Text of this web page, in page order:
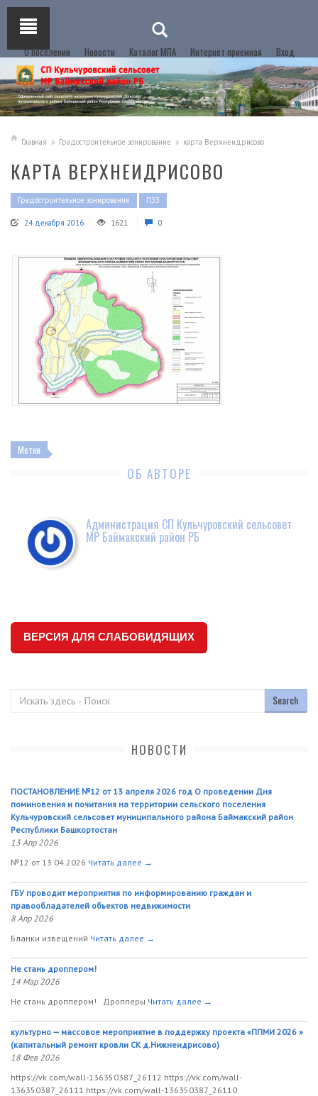
О поселении Новости Каталог МПА Интернет приемная Вход
Главная Градостроительное зонирование карта Верхнеидрисово
КАРТА ВЕРХНЕИДРИСОВО
Градостроительное зонирование ПЗЗ
24 декабря 2016 1621 0
Метки
ОБ АВТОРЕ
Администрация СП Кульчуровский сельсовет
МР Баймакский район РБ
ВЕРСИЯ ДЛЯ СЛАБОВИДЯЩИХ
НОВОСТИ
ПОСТАНОВЛЕНИЕ №12 от 13 апреля 2026 год О проведении Дня
поминовения и почитания на территории сельского поселения
Кульчуровский сельсовет муниципального района Баймакский район
Республики Башкортостан
13 Апр 2026
№12 от 13.04.2026 Читать далее →
ГБУ проводит мероприятия по информированию граждан и
правообладателей объектов недвижимости
8 Апр 2026
Бланки извещений Читать далее →
Не стань дроппером!
14 Мар 2026
Не стань дроппером! Дропперы Читать далее →
культурно — массовое мероприятие в поддержку проекта «ППМИ 2026 »
(капитальный ремонт кровли СК д.Нижнеидрисово)
18 Фев 2026
https://vk.com/wall-136350387_26112 https://vk.com/wall-
136350387_26111 https://vk.com/wall-136350387_26110